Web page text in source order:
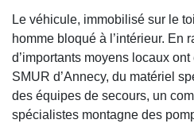
Le véhicule, immobilisé sur le
homme bloqué à l’intérieur. En
d’importants moyens locaux
SMUR d’Annecy, du matériel
des équipes de secours, un
spécialistes montagne des